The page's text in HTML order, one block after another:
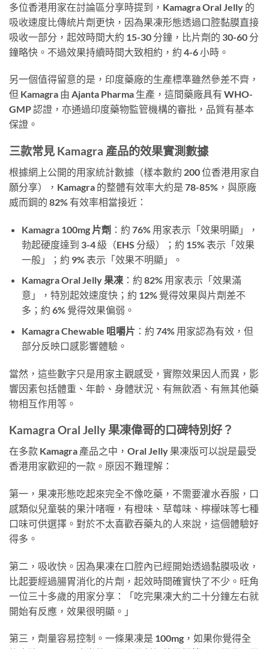
多位香港用家在討論區分享時提到，Kamagra Oral Jelly 的
吸收速度比傳統片劑更快，因為果凍形態透過口腔黏膜直接
吸收一部分，起效時間大約 15-30 分鐘，比片劑的 30-60 分
鐘略快。不過效果持續時間大致相約，約 4-6 小時。
另一個值得留意的是，印度藥廠的生產標準雖然參差不齊，
但 Kamagra 由 Ajanta Pharma 生產，這間藥廠具有 WHO-
GMP 認證，亦通過印度藥物監管機構的審批，品質有基本
保證。
三款常見 Kamagra 產品的效果實測數據
根據網上公開的用家統計數據（樣本數約 200 位香港用家自
願分享），Kamagra 的整體有效率大約是 78-85%，與原廠
威而鋼的 82% 有效率相當接近：
Kamagra 100mg 片劑 ：約 76% 用家表示「效果明顯」，
勃起硬度達到 3-4 級（EHS 分級）；約 15% 表示「效果
一般」；約 9% 表示「效果不明顯」。
Kamagra Oral Jelly 果凍：約 82% 用家表示「效果滿
意」，特別起效速度快；約 12% 覺得效果與片劑差不
多；約 6% 覺得效果偏弱。
Kamagra Chewable 咀嚼片 ：約 74% 用家認為有效，但
部分反映口感影響體驗。
當然，這些數字只是用家主觀感受，實際效果因人而異，影
響因素包括體重、年齡、身體狀況、有無飲酒、有無其他藥
物相互作用等。
Kamagra Oral Jelly 果凍偉哥的口碑特別好？
在多款 Kamagra 產品之中，Oral Jelly 果凍版可以說是最受
香港用家歡迎的一款。原因不難理解：
第一，果凍形態吃起來完全不像吃藥，不需要灌水吞服，口
感類似兒童裝的果汁啫喱，有橙味、草莓味、檸檬味等七種
口味可供選擇。對於不太喜歡吞藥丸的人來說，這個體驗好
得多。
第二，吸收快。因為果凍在口腔內已經開始透過黏膜吸收，
比起要經過腸胃消化的片劑，起效時間確實快了不少。旺角
一位三十多歲的用家分享：「吃完果凍大約二十分鐘左右就
開始有反應，效果很明顯。」
第三，劑量容易控制。一條果凍是 100mg，如果你覺得全